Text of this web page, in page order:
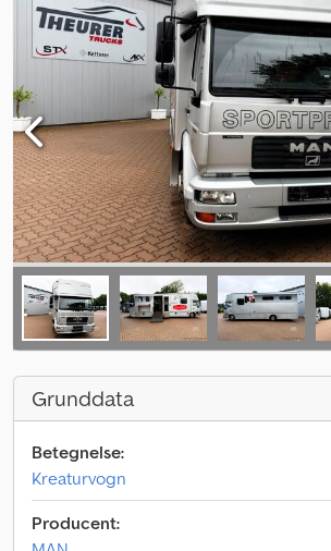
Grunddata
Betegnelse:
Kreaturvogn
Producent: